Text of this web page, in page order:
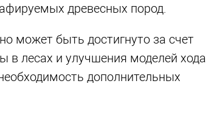
древесных пород.
может быть достигнуто за счет
в лесах и улучшения моделей хода
дополнительных